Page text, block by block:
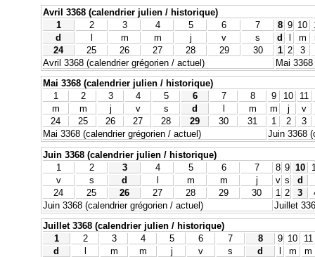
Avril 3368 (calendrier julien / historique)
1
2 3 4 5 6 7 8 9 10
d
m m j v s d m
24
25 26 27 28 29 30 1 2
3
Avril 3368 (calendrier grégorien / actuel)
Mai
Mai 3368 (calendrier julien / historique)
1
2 3 4 5 6 7 8 9 10
11
m
m j v s d m m j
v
24
25 26 27 28 29 30 31 1 2
3
Mai 3368 (calendrier grégorien / actuel)
Juin 3368
Juin 3368 (calendrier julien / historique)
1
2 3 4 5 6 7 8 9 10
v
s d l m m j v s
d
24
25 26 27 28 29 30 1 2 3
Juin 3368 (calendrier grégorien / actuel)
Juillet
Juillet 3368 (calendrier julien / historique)
1
2 3 4 5 6 7 8 9 10
11
d
m m j v s d m
m